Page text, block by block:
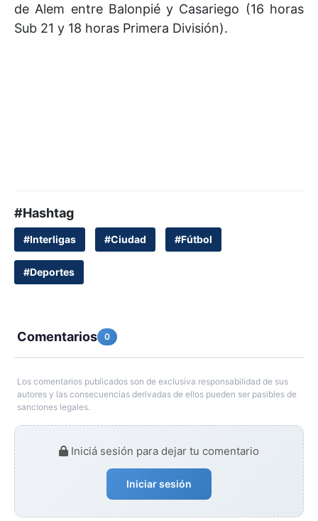
de Alem entre Balonpié y Casariego (16 horas
Sub 21 y 18 horas Primera División).
#Hashtag
#Interligas #Ciudad #Fútbol
#Deportes
Comentarios 0
Los comentarios publicados son de exclusiva responsabilidad de sus
autores y las consecuencias derivadas de ellos pueden ser pasibles de
sanciones legales.
Iniciá sesión para dejar tu comentario
Iniciar sesión